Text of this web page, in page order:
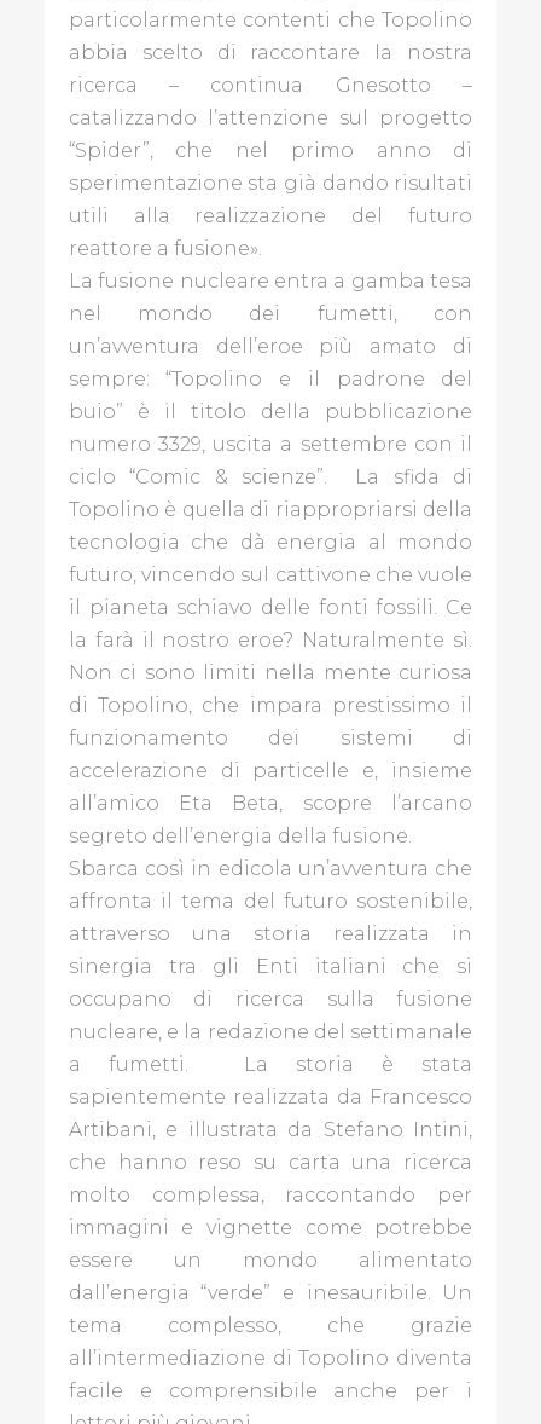
PAPÀ
IMPERFETTO
ART
POST
BLOG
REDAZIONE
CONTATTI
particolarmente contenti che Topolino
abbia scelto di raccontare la nostra
ricerca – continua Gnesotto –
catalizzando l’attenzione sul progetto
“Spider”, che nel primo anno di
sperimentazione sta già dando risultati
utili alla realizzazione del futuro
reattore a fusione».
La fusione nucleare entra a gamba tesa
nel mondo dei fumetti, con
un’avventura dell’eroe più amato di
sempre: “Topolino e il padrone del
buio” è il titolo della pubblicazione
numero 3329, uscita a settembre con il
ciclo “Comic & scienze”. La sfida di
Topolino è quella di riappropriarsi della
tecnologia che dà energia al mondo
futuro, vincendo sul cattivone che vuole
il pianeta schiavo delle fonti fossili. Ce
la farà il nostro eroe? Naturalmente sì.
Non ci sono limiti nella mente curiosa
di Topolino, che impara prestissimo il
funzionamento dei sistemi di
accelerazione di particelle e, insieme
all’amico Eta Beta, scopre l’arcano
segreto dell’energia della fusione.
Sbarca così in edicola un’avventura che
affronta il tema del futuro sostenibile,
attraverso una storia realizzata in
sinergia tra gli Enti italiani che si
occupano di ricerca sulla fusione
nucleare, e la redazione del settimanale
a fumetti. La storia è stata
sapientemente realizzata da Francesco
Artibani, e illustrata da Stefano Intini,
che hanno reso su carta una ricerca
molto complessa, raccontando per
immagini e vignette come potrebbe
essere un mondo alimentato
dall’energia “verde” e inesauribile. Un
tema complesso, che grazie
all’intermediazione di Topolino diventa
facile e comprensibile anche per i